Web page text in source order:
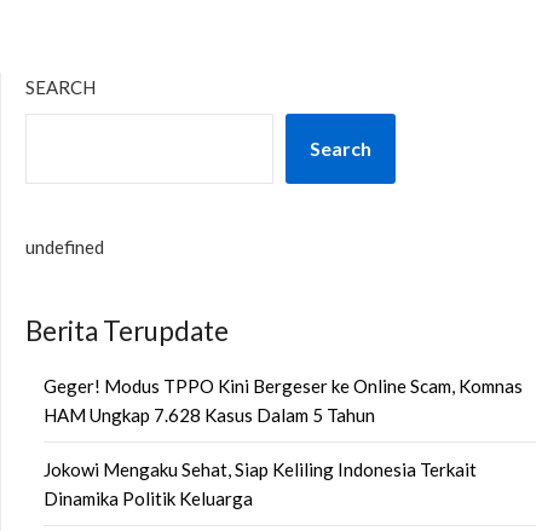
SEARCH
Search
undefined
Berita Terupdate
Geger! Modus TPPO Kini Bergeser ke Online Scam, Komnas
HAM Ungkap 7.628 Kasus Dalam 5 Tahun
Jokowi Mengaku Sehat, Siap Keliling Indonesia Terkait
Dinamika Politik Keluarga